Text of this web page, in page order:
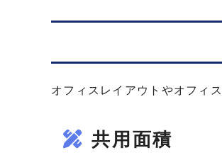
オフィスレイアウトやオフィ
共用面積